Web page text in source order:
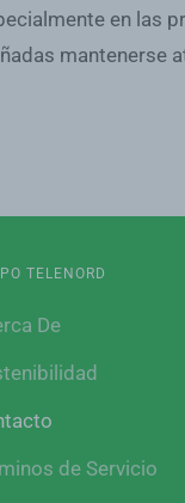
en las
mantenerse
TELENORD
De
de Servicio